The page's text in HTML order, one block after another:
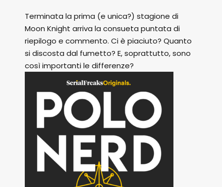
Terminata la prima (e unica?) stagione di
Moon Knight arriva la consueta puntata di
riepilogo e commento. Ci è piaciuto? Quanto
si discosta dal fumetto? E, soprattutto, sono
così importanti le differenze?